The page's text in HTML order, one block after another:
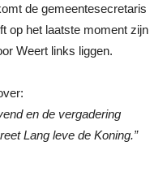
de gemeentesecretaris
op het laatste moment zijn
Weert links liggen.
en de vergadering
Lang leve de Koning.”